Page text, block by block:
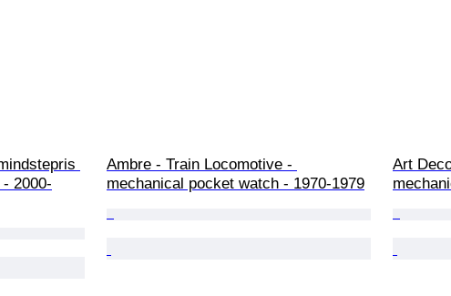
2000-
Ambre - Train Locomotive -
mechanical pocket watch - 1970-1979
Art